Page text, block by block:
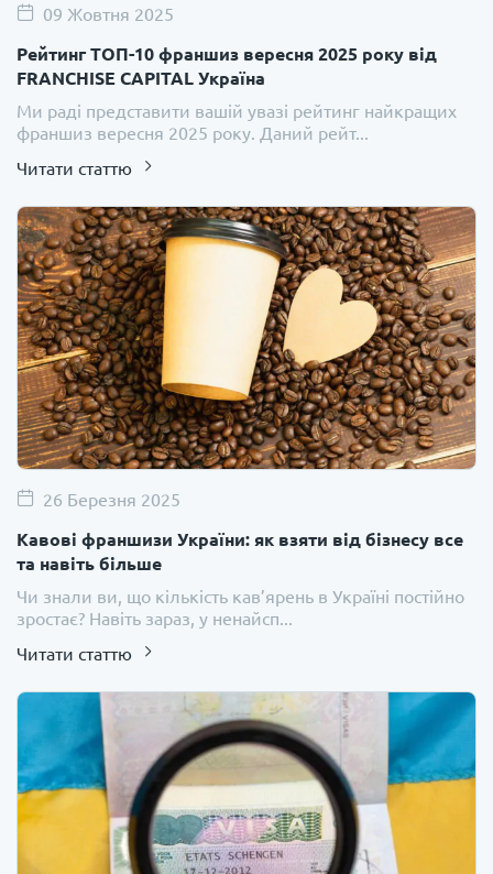
09 Жовтня 2025
Рейтинг ТОП-10 франшиз вересня 2025 року від
FRANCHISE CAPITAL Україна
Ми раді представити вашій увазі рейтинг найкращих
франшиз вересня 2025 року. Даний рейт...
Читати статтю
26 Березня 2025
Кавові франшизи України: як взяти від бізнесу все
та навіть більше
Чи знали ви, що кількість кав’ярень в Україні постійно
зростає? Навіть зараз, у ненайсп...
Читати статтю